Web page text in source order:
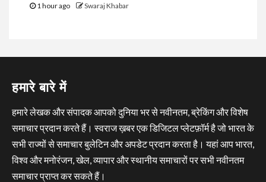
1 hour ago Swaraj Khabar
हमारे बारे में
हमारे लेखक और संपादक आपको दुनिया भर से नवीनतम, ब्रेकिंग और विशेष
समाचार प्रदान करते हैं। स्वराज ख़बर एक डिजिटल प्लेटफ़ॉर्म है जो भारत के
सभी राज्यों से समाचार बुलेटिन और अपडेट प्रदान करता है। यहां आप भारत,
विश्व और मनोरंजन, खेल, व्यापार और स्थानीय समाचारों पर सभी नवीनतम
समाचार प्राप्त कर सकते हैं।